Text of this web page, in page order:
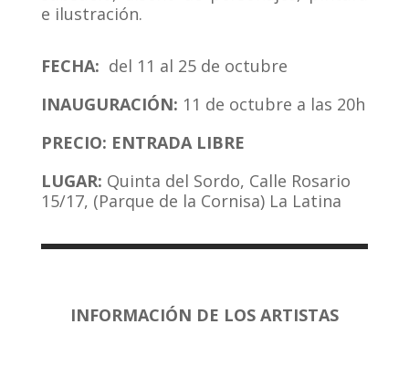
e ilustración.
FECHA: del 11 al 25 de octubre
INAUGURACIÓN: 11 de octubre a las 20h
PRECIO: ENTRADA LIBRE
LUGAR: Quinta del Sordo, Calle Rosario
15/17, (Parque de la Cornisa) La Latina
INFORMACIÓN DE LOS ARTISTAS